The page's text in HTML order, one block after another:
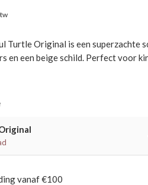
Turtle Original is een superzachte
en een beige schild. Perfect voor
vanaf €100